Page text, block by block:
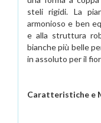
steli rigidi. La
armonioso e ben
e alla struttura
bianche più belle
in assoluto per il
Caratteristiche e